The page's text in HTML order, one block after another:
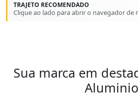
TRAJETO RECOMENDADO
Clique ao lado para abrir o navegador de
Sua marca em
Aluminio